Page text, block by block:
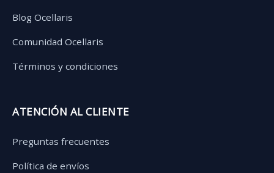
Blog Ocellaris
Comunidad Ocellaris
Términos y condiciones
ATENCIÓN AL CLIENTE
Preguntas frecuentes
Política de envíos